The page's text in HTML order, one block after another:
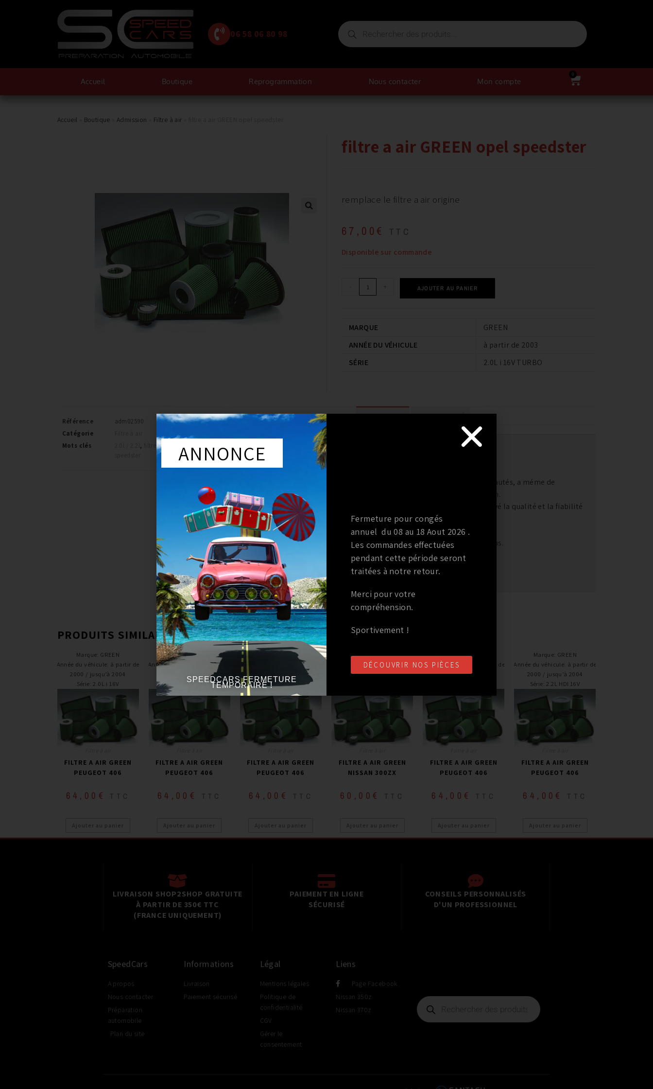
06 58 06 80 98
Accueil Boutique Reprogrammation Nous contacter Mon compte
0
Accueil Boutique Admission Filtre à air
filtre a air GREEN opel speedster
remplace le filtre a air origine
67,00 € TTC
Disponible sur commande
- + AJOUTER AU PANIER
MARQUE
GREEN
ANNÉE DU VÉHICULE
à partir de 2003
SÉRIE
2.0L i 16V TURBO
Référence
adm02590
Catégorie
Mots clés
, filtre a air
DESCRIPTION COMPATIBILITÉ
DESCRIPTION
Green filters est une marque française sans cesse a la recherche de nouveautés, a méme de
proposer sur la marché une des plus large gamme d’éléments de filtration.
Avec une forte notoriété dans le milieu du sport automobile Green a prouvé la qualité et la fiabilité
de ses produits.
Filtres en coton double couche permettant une filtration a 0.5 microns,
Nettoyable et réutilisable pour une durée de vie pouvant aller jusqu’a 10 ans.
Gain de puissance et de couple.
Economie de carburant
PRODUITS SIMILAIRES
Marque: GREEN
Année du véhicule: à partir de
2000 / jusqu’à 2004
Série:2.0L i 16V
FILTRE A AIR GREEN
PEUGEOT 406
64,00 € TTC
Ajouter au panier
Marque:GREEN
Année du véhicule
à partir de
2000 / jusqu’à 2004
Série
Coupé V6 3.0L
FILTRE A AIR GREEN
PEUGEOT 406
64,00 € TTC
Ajouter au panier
GREEN
Année du véhicule
à partir de
1996 / jusqu’à 2004
Série:2.0L i TURBO
FILTRE A AIR GREEN
PEUGEOT 406
64,00 € TTC
Ajouter au panier
Marque:GREEN
Année du véhicule: à partir de
1984 / jusqu’à 1987
FILTRE A AIR GREEN
NISSAN 300ZX
60,00 € TTC
Ajouter au panier
Marque:GREEN
Année du véhicule
à partir de
1996 / jusqu’à 2000
FILTRE A AIR GREEN
PEUGEOT 406
64,00 € TTC
Ajouter au panier
Marque: GREEN
Année du véhicule: à partir de
2000 / jusqu’à 2004
Série:2.2L HDI 16V
FILTRE A AIR GREEN
PEUGEOT 406
64,00 € TTC
Ajouter au panier
LIVRAISON SHOP2SHOP GRATUITE
À PARTIR DE 350€ TTC
(FRANCE UNIQUEMENT)
PAIEMENT EN LIGNE
SÉCURISÉ
CONSEILS PERSONNALISÉS
D'UN PROFESSIONNEL
SpeedCars
A propos
Nous contacter
Préparation
automobile
Plan du site
Informations
Livraison
Paiement sécurisé
Légal
Mentions légales
Politique de
confidentialité
CGV
Gérer le
consentement
Liens
Page Facebook
Nissan 350z
Nissan 370z
ANNONCE
SPEEDCARS FERMETURE
TEMPORAIRE !
Fermeture pour congés
annuel du 08 au 18 Aout 2026 .
Les commandes effectuées
pendant cette période seront
traitées à notre retour.
Merci pour votre
compréhension.
Sportivement !
DÉCOUVRIR NOS PIÈCES